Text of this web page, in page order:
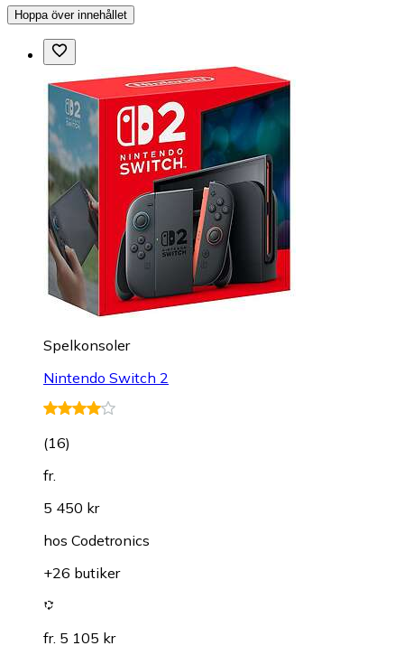
Hoppa över innehållet
Spelkonsoler
Nintendo Switch 2
(16)
fr.
5 450 kr
hos Codetronics
+26 butiker
fr. 5 105 kr